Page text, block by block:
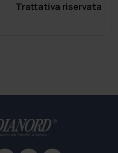
Trattativa riservata